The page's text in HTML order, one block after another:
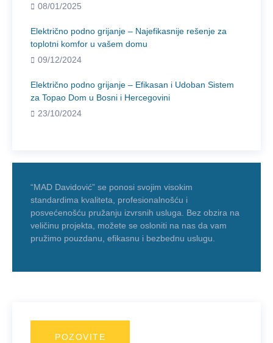
08/01/2025
Električno podno grijanje – Najefikasnije rešenje za
toplotni komfor u vašem domu
09/12/2024
Električno podno grijanje – Efikasan i Udoban Sistem
za Topao Dom u Bosni i Hercegovini
23/10/2024
“MAD Davidović” se ponosi svojim visokim
standardima kvaliteta, profesionalnošću i
posvećenošću pružanju izvrsnih usluga. Bez obzira na
veličinu projekta, možete se osloniti na nas da vam
pružimo pouzdanu, efikasnu i bezbednu uslugu.
POZOVITE